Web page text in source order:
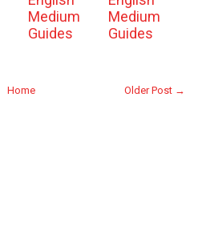
Medium
Guides
Medium
Guides
Older Post →
Home